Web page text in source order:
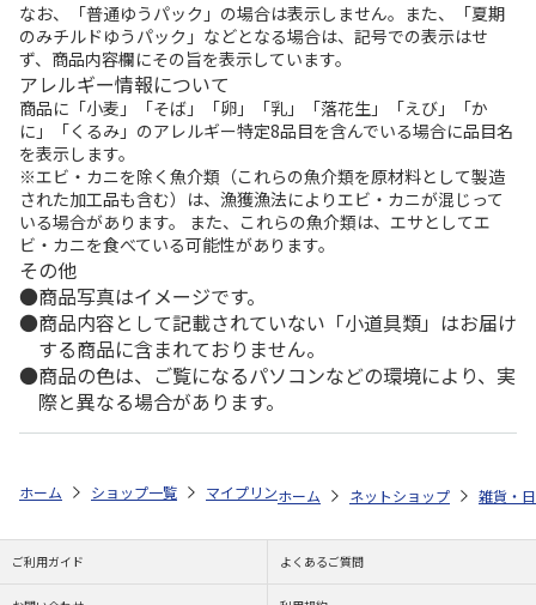
なお、「普通ゆうパック」の場合は表示しません。また、「夏期
のみチルドゆうパック」などとなる場合は、記号での表示はせ
ず、商品内容欄にその旨を表示しています。
アレルギー情報について
商品に「小麦」「そば」「卵」「乳」「落花生」「えび」「か
に」「くるみ」のアレルギー特定8品目を含んでいる場合に品目名
を表示します。
※エビ・カニを除く魚介類（これらの魚介類を原材料として製造
された加工品も含む）は、漁獲漁法によりエビ・カニが混じって
いる場合があります。 また、これらの魚介類は、エサとしてエ
ビ・カニを食べている可能性があります。
その他
商品写真はイメージです。
商品内容として記載されていない「小道具類」はお届け
する商品に含まれておりません。
商品の色は、ご覧になるパソコンなどの環境により、実
際と異なる場合があります。
ホーム ショップ一覧 マイプリント シルエットプレート【コーギ
ホーム ネットショップ 雑貨・
ご利用ガイド よくあるご質問